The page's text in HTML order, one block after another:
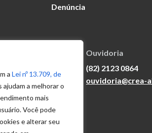
a Lei nº 13.709, de
ajudam a melhorar o
mais
Você pode
e alterar seu
Denúncia
Ouvidoria
(82) 2123 0864
ouvidoria@crea-